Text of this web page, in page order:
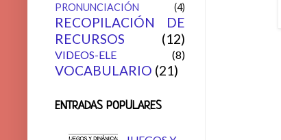
PRONUNCIACIÓN
(4)
RECOPILACIÓN DE
RECURSOS
(12)
VIDEOS-ELE (8)
VOCABULARIO (21)
ENTRADAS POPULARES